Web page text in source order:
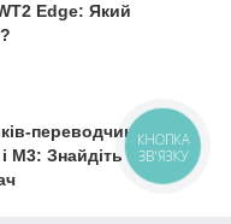
Edge: Який
переводчиків
M3: Знайдіть
КНОПКА
ЗВ'ЯЗКУ